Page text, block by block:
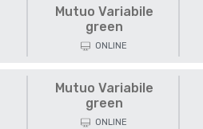
Mutuo Variabile
green
ONLINE
Mutuo Variabile
green
ONLINE